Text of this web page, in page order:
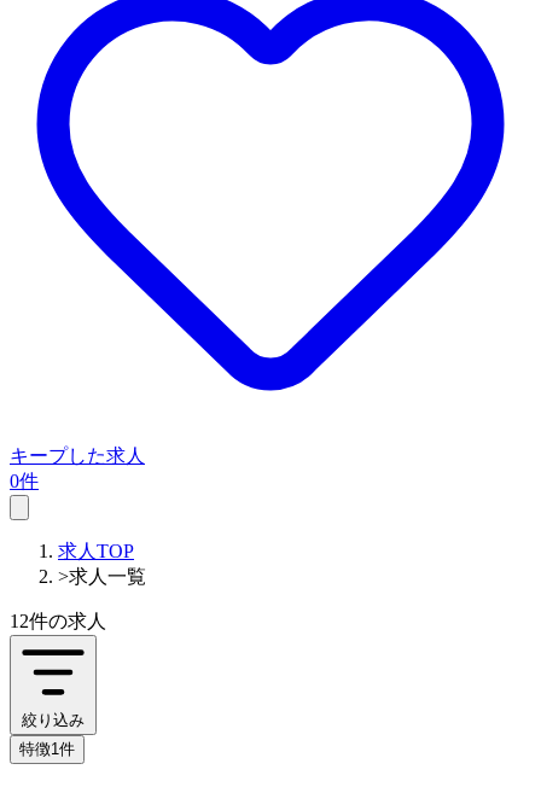
キープした求人
0件
求人TOP
>求人一覧
12件の求人
絞り込み
特徴1件